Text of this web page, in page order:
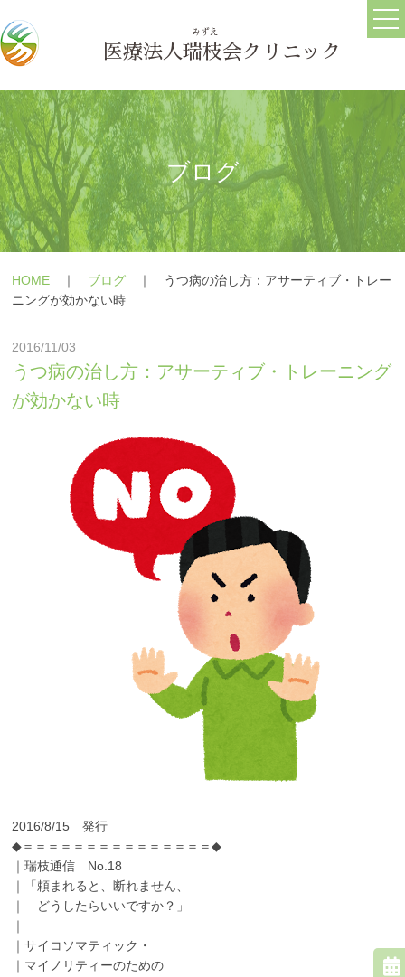
医療法人瑞枝会クリニック
ホーム
医院情報
ブログ
求人情報
うつ病
躁うつ病
ADHD)
統合失調症
身体にかかわる症状が
心にかかわる症状があ
メールフォーム
障害年金の相談
ブログ
HOME ｜ ブログ ｜ うつ病の治し方：アサーティブ・トレー
ニングが効かない時
2016/11/03
うつ病の治し方：アサーティブ・トレーニング
が効かない時
2016/8/15 発行
◆＝＝＝＝＝＝＝＝＝＝＝＝＝＝＝◆
｜瑞枝通信 No.18
｜「頼まれると、断れません、
｜ どうしたらいいですか？」
｜
｜サイコソマティック・
｜マイノリティーのための